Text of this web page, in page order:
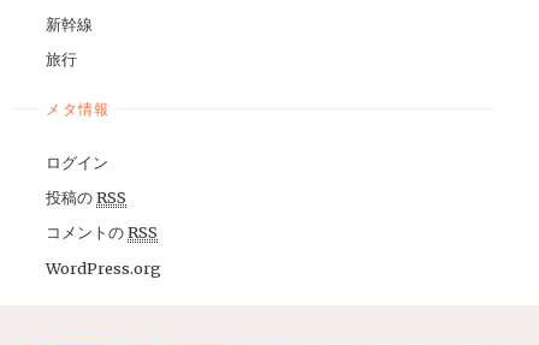
新幹線
旅行
メタ情報
ログイン
投稿のRSS
コメントのRSS
WordPress.org